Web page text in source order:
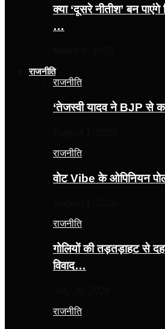
क्या ‘दूसरे नीतीश’ बन
…
राजनीति
राजनीति
‘तेजस्‍वी यादव ने BJP से
राजनीति
वोट Vibe के ओपिनियन
राजनीति
गोलियों की तड़तड़ाहट से
विवाद…
राजनीति